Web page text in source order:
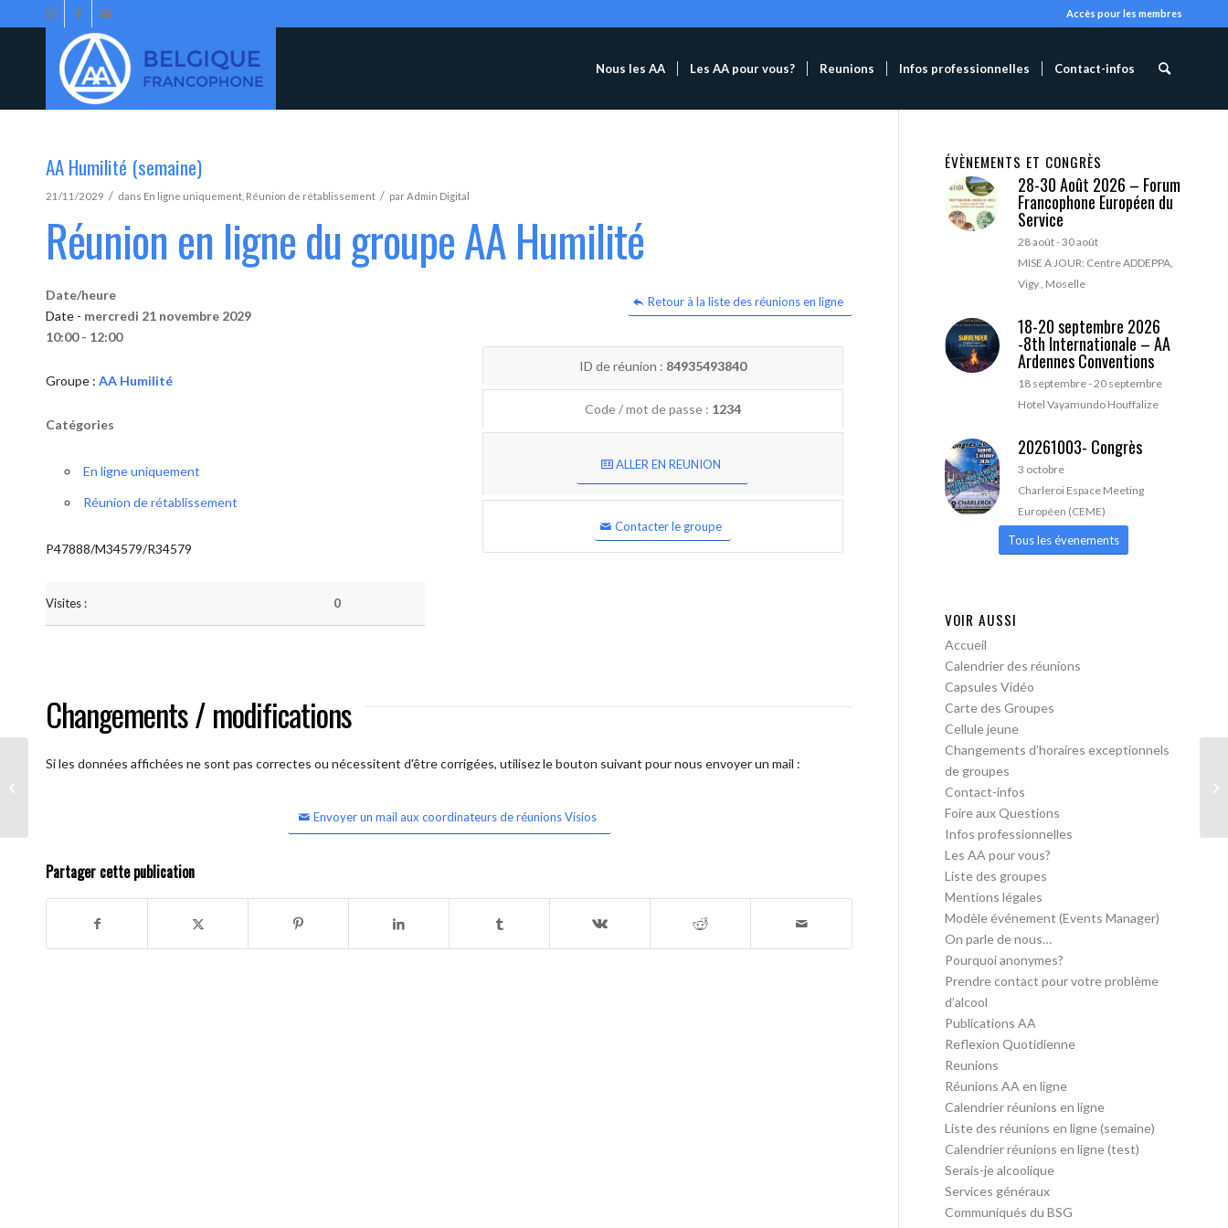
Accès pour les membres
Nous les AA Les AA pour vous? Reunions Infos professionnelles Contact-infos
AA Humilité (semaine)
21/11/2029 / dans En ligne uniquement Réunion de rétablissement / parAdmin Digital
Réunion en ligne du groupe AA Humilité
Retour à la liste des réunions en ligne
Date/heure
Date - mercredi 21 novembre 2029
10:00 - 12:00
Groupe : AA Humilité
Catégories
En ligne uniquement
Réunion de rétablissement
P47888/M34579/R34579
Visites : 0
ID de réunion : 84935493840
Code / mot de passe : 1234
ALLER EN REUNION
Contacter le groupe
Changements / modifications
Si les données affichées ne sont pas correctes ou nécessitent d'être corrigées, utilisez le bouton suivant pour nous envoyer un mail :
Envoyer un mail aux coordinateurs de réunions Visios
Partager cette publication
ÉVÈNEMENTS ET CONGRÈS
28-30 Août 2026 – Forum
Francophone Européen du
Service
28 août-30 août
MISE A JOUR: Centre ADDEPPA,
Vigy , Moselle
18-20 septembre 2026
-8th Internationale – AA
Ardennes Conventions
18 septembre-20 septembre
Hotel Vayamundo Houffalize
20261003- Congrès
3 octobre
Charleroi Espace Meeting
Européen (CEME)
Tous les évenements
VOIR AUSSI
Accueil
Calendrier des réunions
Capsules Vidéo
Carte des Groupes
Cellule jeune
Changements d’horaires exceptionnels
de groupes
Contact-infos
Foire aux Questions
Infos professionnelles
Les AA pour vous?
Liste des groupes
Mentions légales
Modèle événement (Events Manager)
On parle de nous…
Pourquoi anonymes?
Prendre contact pour votre problème
d’alcool
Publications AA
Reflexion Quotidienne
Reunions
Réunions AA en ligne
Calendrier réunions en ligne
Liste des réunions en ligne (semaine)
Calendrier réunions en ligne (test)
Serais-je alcoolique
Services généraux
Communiqués du BSG